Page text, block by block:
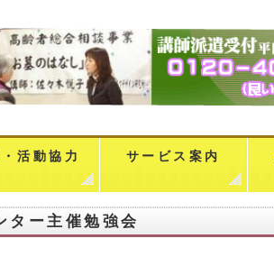
活動協力 サービス案内
ター主催勉強会